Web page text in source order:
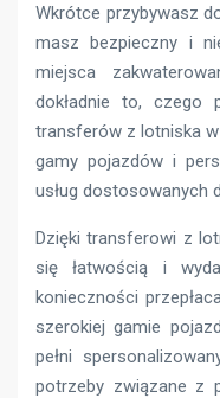
Wkrótce przybywasz
masz bezpieczny i
miejsca
dokładnie to, czego
transferów z lotniska
gamy pojazdów i
usług dostosowanych
Dzięki transferowi z
się łatwością i
konieczności
szerokiej gamie
pełni
potrzeby związane z